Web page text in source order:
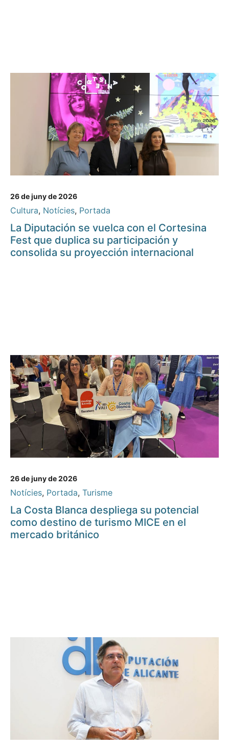
26 de juny de 2026
Cultura, Notícies, Portada
La Diputación se vuelca con el Cortesina
Fest que duplica su participación y
consolida su proyección internacional
26 de juny de 2026
Notícies, Portada, Turisme
La Costa Blanca despliega su potencial
como destino de turismo MICE en el
mercado británico